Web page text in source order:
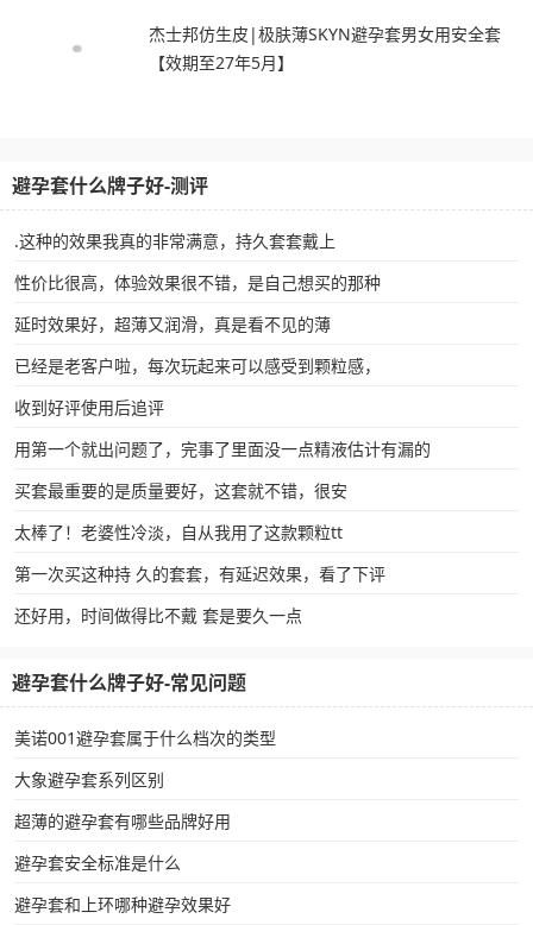
杰士邦仿生皮|极肤薄SKYN避孕套男女用安全套
【效期至27年5月】
避孕套什么牌子好-测评
.这种的效果我真的非常满意，持久套套戴上
性价比很高，体验效果很不错，是自己想买的那种
延时效果好，超薄又润滑，真是看不见的薄
已经是老客户啦，每次玩起来可以感受到颗粒感，
收到好评使用后追评
用第一个就出问题了，完事了里面没一点精液估计有漏的
买套最重要的是质量要好，这套就不错，很安
太棒了！老婆性冷淡，自从我用了这款颗粒tt
第一次买这种持 久的套套，有延迟效果，看了下评
还好用，时间做得比不戴 套是要久一点
避孕套什么牌子好-常见问题
美诺001避孕套属于什么档次的类型
大象避孕套系列区别
超薄的避孕套有哪些品牌好用
避孕套安全标准是什么
避孕套和上环哪种避孕效果好